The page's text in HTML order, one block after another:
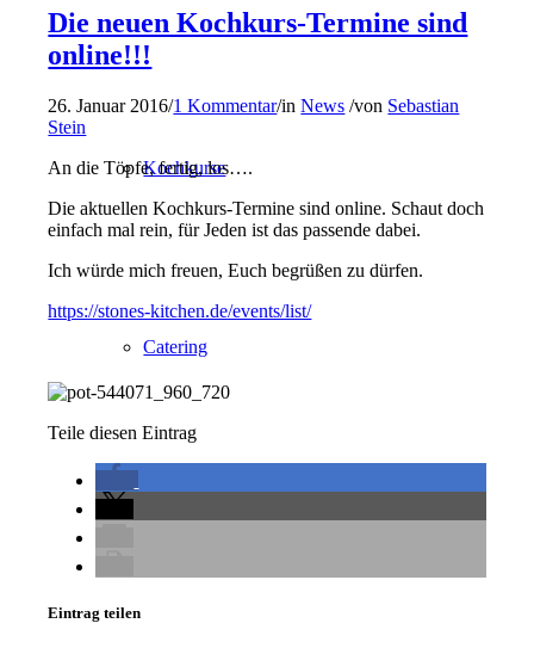
Kochkurse
Catering
Koch-Events
Die neuen Kochkurs-Termine sind
online!!!
26. Januar 2016/1 Kommentar/inNews /von Sebastian
Stein
An die Töpfe, fertig, los….
Die aktuellen Kochkurs-Termine sind online. Schaut doch
einfach mal rein, für Jeden ist das passende dabei.
Ich würde mich freuen, Euch begrüßen zu dürfen.
https://stones-kitchen.de/events/list/
Teile diesen Eintrag
Eintrag teilen